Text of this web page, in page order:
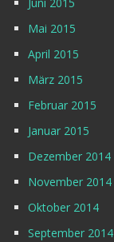
Mai 2015
April 2015
März 2015
Februar 2015
Januar 2015
Dezember 2014
November 2014
Oktober 2014
September 2014